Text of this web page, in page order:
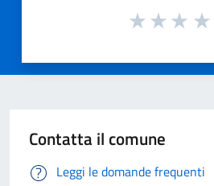
Contatta il comune
Leggi le domande frequenti